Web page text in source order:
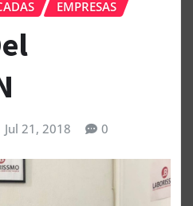
EMPRESAS
Jul 21, 2018 0